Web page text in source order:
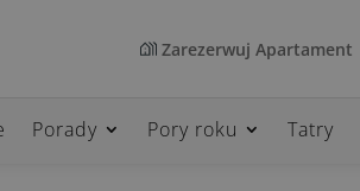
Zarezerwuj Apartament
Porady Pory roku Tatry